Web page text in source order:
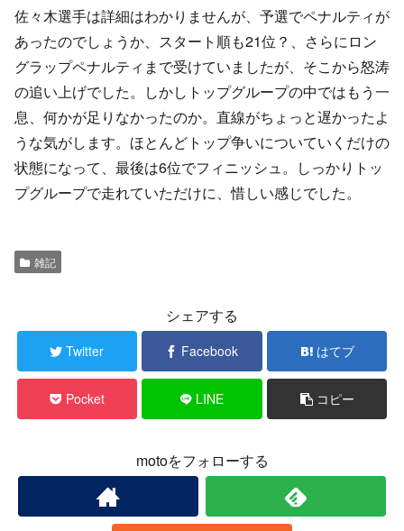
佐々木選手は詳細はわかりませんが、予選でペナルティが
あったのでしょうか、スタート順も21位？、さらにロン
グラップペナルティまで受けていましたが、そこから怒涛
の追い上げでした。しかしトップグループの中ではもう一
息、何かが足りなかったのか。直線がちょっと遅かったよ
うな気がします。ほとんどトップ争いについていくだけの
状態になって、最後は6位でフィニッシュ。しっかりトッ
プグループで走れていただけに、惜しい感じでした。
雑記
シェアする
Twitter Facebook はてブ
Pocket LINE コピー
motoをフォローする